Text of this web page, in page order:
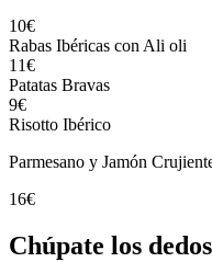
10€
Rabas Ibéricas con Ali oli
11€
Patatas Bravas
9€
Risotto Ibérico
Parmesano y Jamón
16€
Chúpate los dedos